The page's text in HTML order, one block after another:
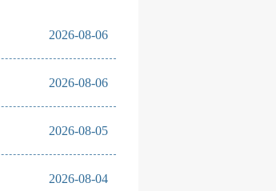
2026-08-06
2026-08-06
2026-08-05
2026-08-04